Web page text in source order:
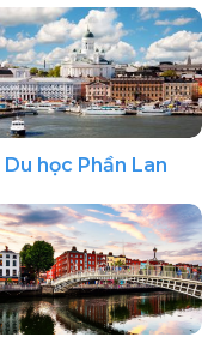
Du học Phần Lan